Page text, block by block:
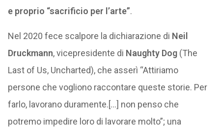
e proprio “sacrificio per l’arte”.
Nel 2020 fece scalpore la dichiarazione di Neil
Druckmann, vicepresidente di Naughty Dog(The
Last of Us, Uncharted), che asserì “Attiriamo
persone che vogliono raccontare queste storie. Per
farlo, lavorano duramente.[…] non penso che
potremo impedire loro di lavorare molto”; una